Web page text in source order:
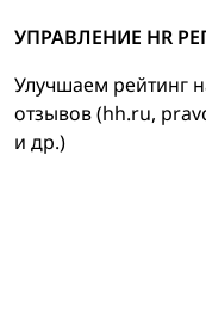
УПРАВЛЕНИЕ HR
Улучшаем рейтинг
отзывов (hh.ru,
и др.)